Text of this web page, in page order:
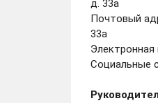
д. 33а
Почтовый
33а
Электронная
Социальные